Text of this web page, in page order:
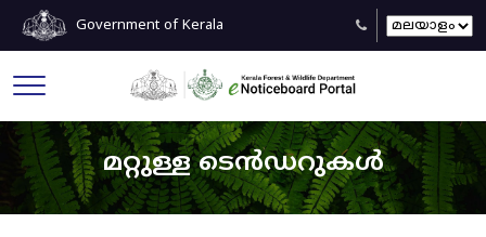
Government of Kerala
മറ്റുള്ള ടെൻഡറുകൾ